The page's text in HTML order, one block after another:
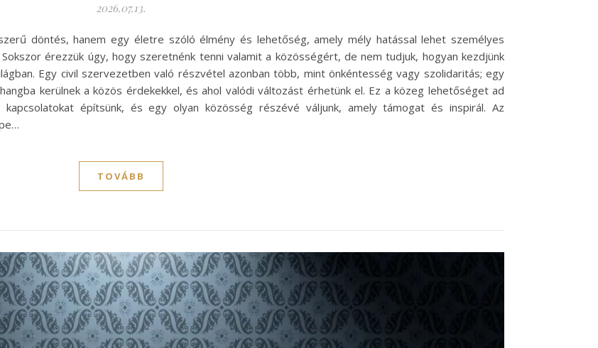
2026.07.13.
döntés, hanem egy életre szóló élmény és lehetőség, amely mély hatással lehet személyes
érezzük úgy, hogy szeretnénk tenni valamit a közösségért, de nem tudjuk, hogyan kezdjünk
Egy civil szervezetben való részvétel azonban több, mint önkéntesség vagy szolidaritás; egy
kerülnek a közös érdekekkel, és ahol valódi változást érhetünk el. Ez a közeg lehetőséget ad
építsünk, és egy olyan közösség részévé váljunk, amely támogat és inspirál. Az
TOVÁBB